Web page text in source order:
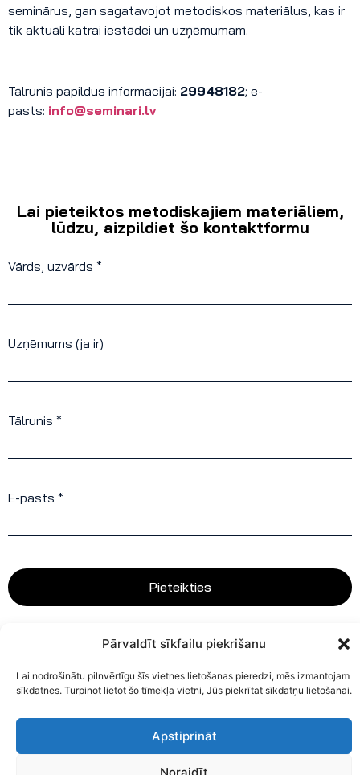
Pārvaldīt sīkfailu piekrišanu
Lai nodrošinātu pilnvērtīgu šīs vietnes lietošanas pieredzi, mēs izmantojam
sīkdatnes. Turpinot lietot šo tīmekļa vietni, Jūs piekrītat sīkdatņu lietošanai.
Apstiprināt
Noraidīt
seminārus, gan sagatavojot metodiskos materiālus, kas ir
tik aktuāli katrai iestādei un uzņēmumam.
Tālrunis papildus informācijai: 29948182; e-
pasts: info@seminari.lv
Lai pieteiktos metodiskajiem materiāliem,
lūdzu, aizpildiet šo kontaktformu
Vārds, uzvārds *
Uzņēmums (ja ir)
Tālrunis *
E-pasts *
Pieteikties